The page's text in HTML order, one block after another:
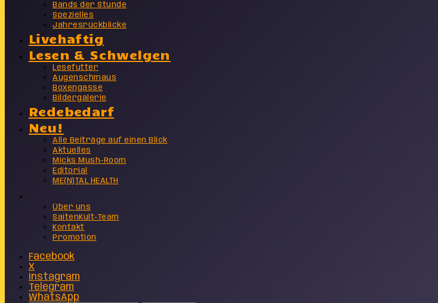
Bands der Stunde
Spezielles
Jahresrückblicke
Livehaftig
Lesen & Schwelgen
Lesefutter
Augenschmaus
Boxengasse
Bildergalerie
Redebedarf
Neu!
Alle Beiträge auf einen Blick
Aktuelles
Micks Mush-Room
Editorial
ME(N)TAL HEALTH
Über uns
SaitenKult-Team
Kontakt
Promotion
Facebook
X
Instagram
Telegram
WhatsApp